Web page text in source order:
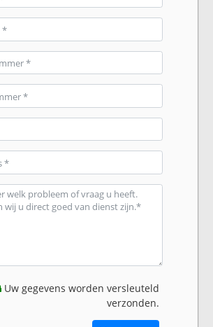
Uw gegevens worden versleuteld
verzonden.